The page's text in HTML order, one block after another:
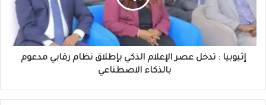
الذكي
بإطلاق
نظام
رقابي
مدعومإثيوبيا : تدخل عصر الإعلام الذكي بإطلاق نظام رقابي مدعوم
بالذكاء الاصطناعي